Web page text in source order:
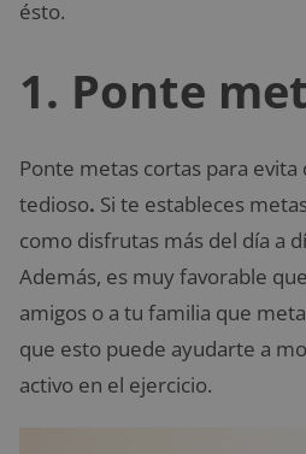
ésto.
1. Ponte
Ponte metas cortas para
tedioso. Si te estableces
como disfrutas más del día a
Además, es muy favorable
amigos o a tu familia que
que esto puede ayudarte a
activo en el ejercicio.